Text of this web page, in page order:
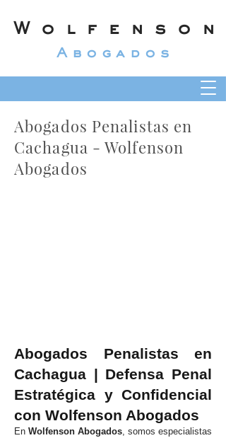
Wolfenson
Abogados
Abogados Penalistas en
Cachagua - Wolfenson
Abogados
Abogados Penalistas en
Cachagua | Defensa Penal
Estratégica y Confidencial
con Wolfenson Abogados
En Wolfenson Abogados, somos especialistas